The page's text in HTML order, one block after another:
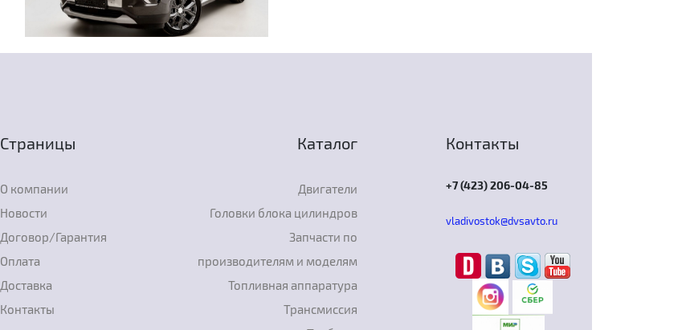
Страницы
О компании
Новости
Договор/Гарантия
Оплата
Доставка
Контакты
Каталог
Двигатели
Головки блока цилиндров
Запчасти по
производителям и моделям
Топливная аппаратура
Трансмиссия
Контакты
+7 (423) 206-04-85
vladivostok@dvsavto.ru